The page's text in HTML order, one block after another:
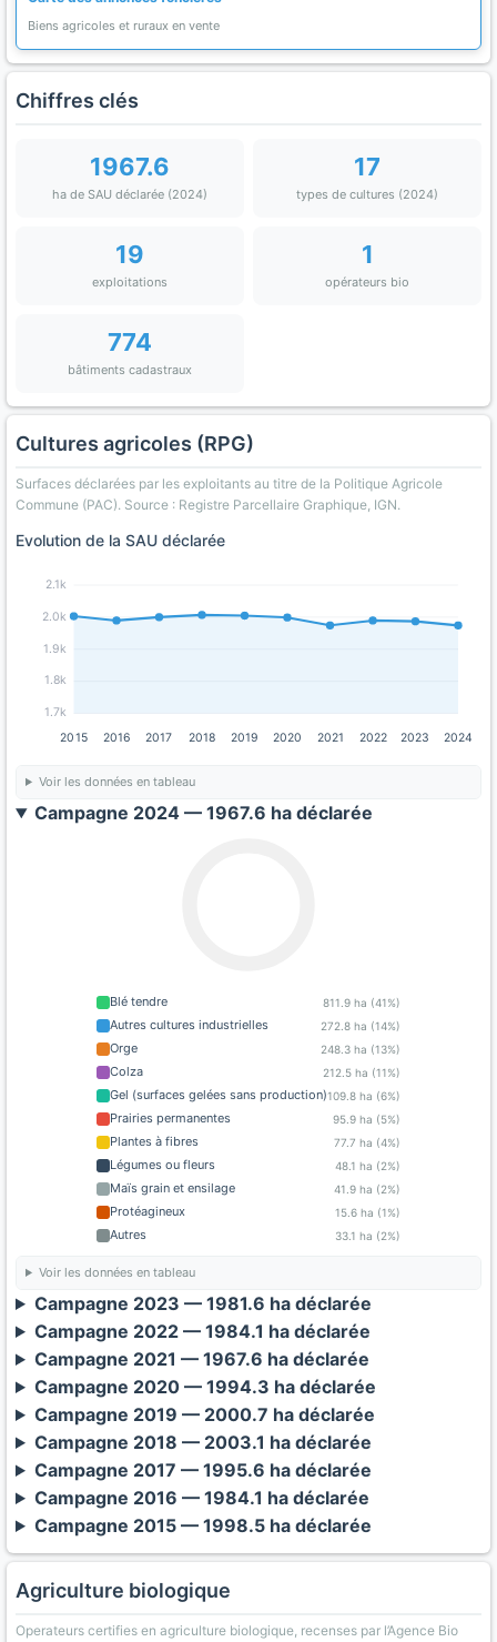
Biens agricoles et ruraux en vente
Chiffres clés
1967.6
ha de SAU déclarée (2024)
17
types de cultures (2024)
19
exploitations
1
opérateurs bio
774
bâtiments cadastraux
Cultures agricoles (RPG)
Surfaces déclarées par les exploitants au titre de la Politique Agricole
Commune (PAC). Source : Registre Parcellaire Graphique, IGN.
Evolution de la SAU déclarée
1.7k
1.8k
1.9k
2.0k
2.1k
2015 2016 2017 2018 2019 2020 2021 2022 2023 2024
Voir les données en tableau
Campagne 2024 — 1967.6 ha déclarée
Blé tendre 811.9 ha (41%)
Autres cultures industrielles 272.8 ha (14%)
Orge 248.3 ha (13%)
Colza 212.5 ha (11%)
Gel (surfaces gelées sans production)109.8 ha (6%)
Prairies permanentes 95.9 ha (5%)
Plantes à fibres 77.7 ha (4%)
Légumes ou fleurs 48.1 ha (2%)
Maïs grain et ensilage 41.9 ha (2%)
Protéagineux 15.6 ha (1%)
Autres 33.1 ha (2%)
Voir les données en tableau
Campagne 2023 — 1981.6 ha déclarée
Campagne 2022 — 1984.1 ha déclarée
Campagne 2021 — 1967.6 ha déclarée
Campagne 2020 — 1994.3 ha déclarée
Campagne 2019 — 2000.7 ha déclarée
Campagne 2018 — 2003.1 ha déclarée
Campagne 2017 — 1995.6 ha déclarée
Campagne 2016 — 1984.1 ha déclarée
Campagne 2015 — 1998.5 ha déclarée
Agriculture biologique
Operateurs certifies en agriculture biologique, recenses par l’Agence Bio